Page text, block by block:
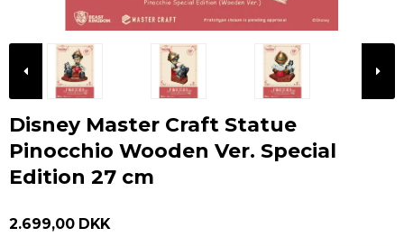
Disney Master Craft Statue
Pinocchio Wooden Ver. Special
Edition 27 cm
2.699,00 DKK